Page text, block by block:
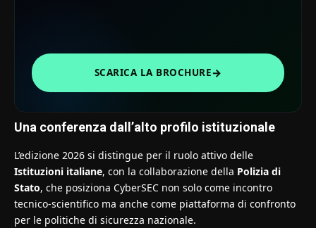
SCARICA LA BROCHURE→
Una conferenza dall’alto profilo istituzionale
L’edizione 2026 si distingue per il ruolo attivo delle
Istituzioni italiane, con la collaborazione della Polizia di
Stato, che posiziona CyberSEC non solo come incontro
tecnico-scientifico ma anche come piattaforma di confronto
per le politiche di sicurezza nazionale.